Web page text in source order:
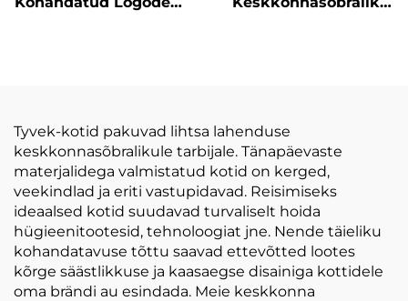
Tyvek-kotid pakuvad lihtsa lahenduse
keskkonnasõbralikule tarbijale. Tänapäevaste
materjalidega valmistatud kotid on kerged,
veekindlad ja eriti vastupidavad. Reisimiseks
ideaalsed kotid suudavad turvaliselt hoida
hügieenitootesid, tehnoloogiat jne. Nende täieliku
kohandatavuse tõttu saavad ettevõtted lootes
kõrge säästlikkuse ja kaasaegse disainiga kottidele
oma brändi au esindada. Meie keskkonna